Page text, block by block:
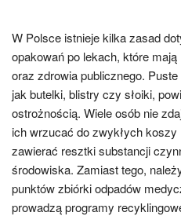
W Polsce istnieje kilka zasad
opakowań po lekach, które
oraz zdrowia publicznego.
jak butelki, blistry czy słoiki,
ostrożnością. Wiele osób nie
ich wrzucać do zwykłych
zawierać resztki substancji
środowiska. Zamiast tego,
punktów zbiórki odpadów
prowadzą programy